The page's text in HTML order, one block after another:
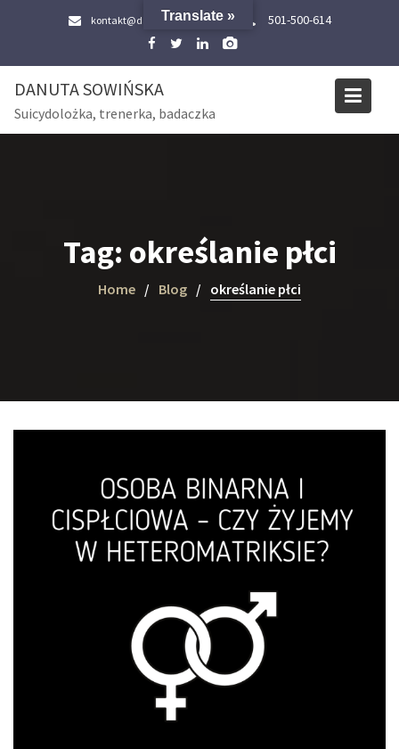
kontakt@danutasowinska.pl 501-500-614
DANUTA SOWIŃSKA
Suicydolożka, trenerka, badaczka
Tag: określanie płci
Home Blog określanie płci
Translate »